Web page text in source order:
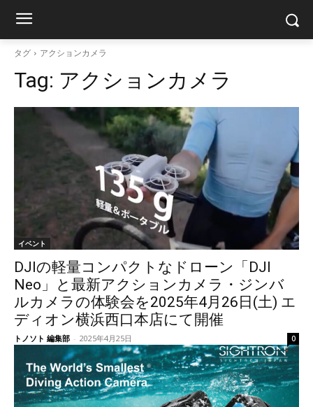
タグ アクションカメラ
Tag: アクションカメラ
イベント
DJIの軽量コンパクトなドローン「DJI
Neo」と最新アクションカメラ・ジンバ
ルカメラの体験会を2025年4月26日(土) エ
ディオン横浜西口本店にて開催
トノソト 編集部 - 2025年4月25日 0